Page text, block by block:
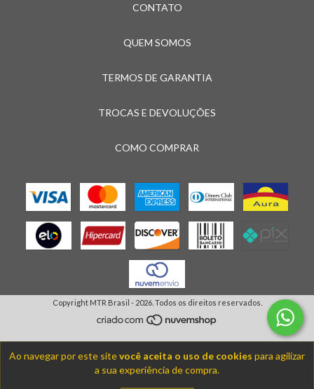
Ao navegar por este sitevocê aceita o uso de cookies para agilizar
a sua experiência de compra.
CONTATO
QUEM SOMOS
TERMOS DE GARANTIA
TROCAS E DEVOLUÇÕES
COMO COMPRAR
Copyright MTR Brasil - 2026. Todos os direitos reservados.